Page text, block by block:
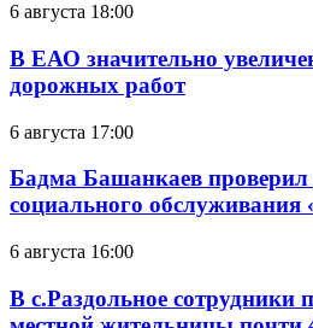
6 августа 18:00
В ЕАО значительно
дорожных работ
6 августа 17:00
Бадма Башанкаев
социального обслуживания
6 августа 16:00
В с.Раздольное сотрудники